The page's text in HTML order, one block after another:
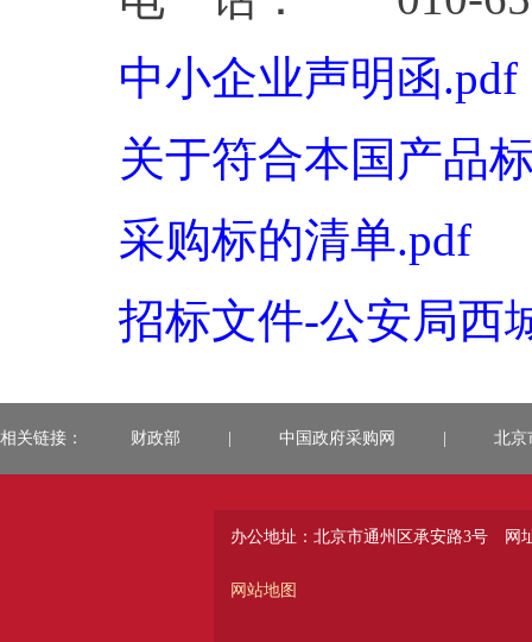
中小企业声明函.pdf
关于符合本国产品
采购标的清单.pdf
招标文件-公安局西
相关链接： 财政部 中国政府采购网 北京
办公地址：北京市通州区承安路3号
网站地图
网